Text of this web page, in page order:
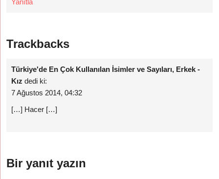
Yanıtla
Trackbacks
Türkiye'de En Çok Kullanılan İsimler ve Sayıları, Erkek -
Kız dedi ki:
7 Ağustos 2014, 04:32
[…] Hacer […]
Bir yanıt yazın